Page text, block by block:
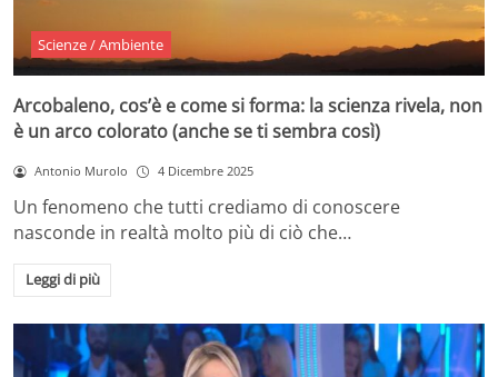
Scienze / Ambiente
Arcobaleno, cos’è e come si forma: la scienza rivela, non
è un arco colorato (anche se ti sembra così)
Antonio Murolo 4 Dicembre 2025
Un fenomeno che tutti crediamo di conoscere
nasconde in realtà molto più di ciò che…
Leggi di più